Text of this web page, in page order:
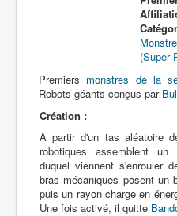
(Super
Premiers monstres de la
Robots géants conçus par
Création :
À partir d'un tas aléatoire
robotiques assemblent un
duquel viennent s'enrouler
bras mécaniques posent un
puis un rayon charge en
Une fois activé, il quitte